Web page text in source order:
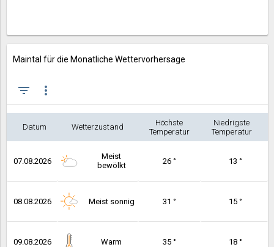
Maintal für die Monatliche Wettervorhersage
filter_list more_vert
Datum Wetterzustand
Höchste
Temperatur
Niedrigste
Temperatur
07.08.2026
Meist
bewölkt
26 ° 13 °
08.08.2026 Meist sonnig 31 ° 15 °
09.08.2026 Warm 35 ° 18 °